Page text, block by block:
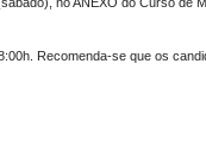
Recomenda-se que os